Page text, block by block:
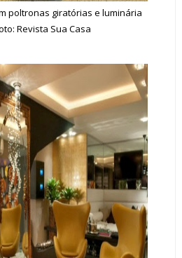
poltronas giratórias e luminária
Revista Sua Casa